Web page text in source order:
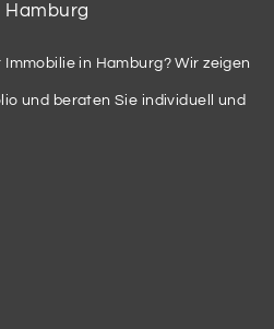
Hamburg
in Hamburg? Wir zeigen
und beraten Sie individuell und